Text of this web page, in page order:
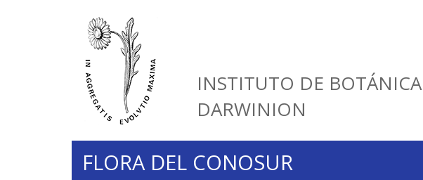
INSTITUTO DE BOTÁNICA
DARWINION
FLORA DEL CONOSUR